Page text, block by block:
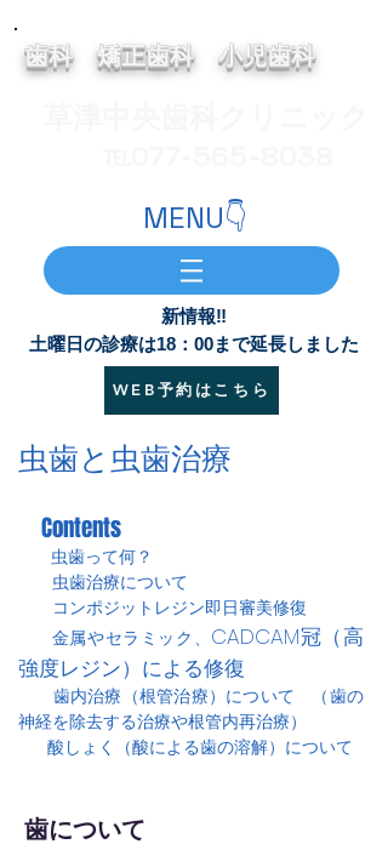
歯科 矯正歯科 小児歯科
MENU👇
新情報‼
土曜日の診療は18：00まで延長しました
WEB予約はこちら
虫歯と虫歯治療
Contents
虫歯って何？
虫歯治療について
コンポジットレジン即日審美修復
金属やセラミック、 CADCAM冠（高
強度レジン） による修復
歯内治療（根管治療）について （歯の
神経を除去する治療や根管内再治療）
酸しょく（酸による歯の溶解）について
歯について